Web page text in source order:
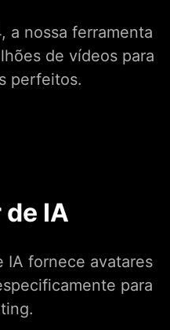
a nossa ferramenta
de vídeos para
perfeitos.
IA
IA fornece avatares
para